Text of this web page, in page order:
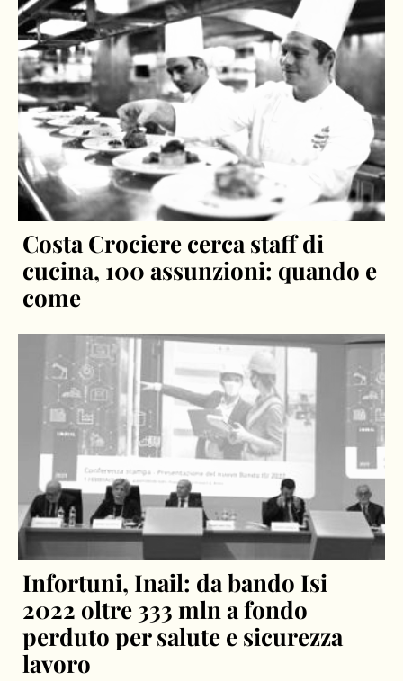
Costa Crociere cerca staff di
cucina, 100 assunzioni: quando e
come
Infortuni, Inail: da bando Isi
2022 oltre 333 mln a fondo
perduto per salute e sicurezza
lavoro